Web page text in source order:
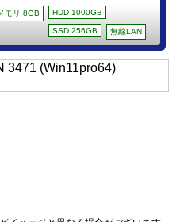
メモリ 8GB HDD 1000GB
SSD 256GB 無線LAN